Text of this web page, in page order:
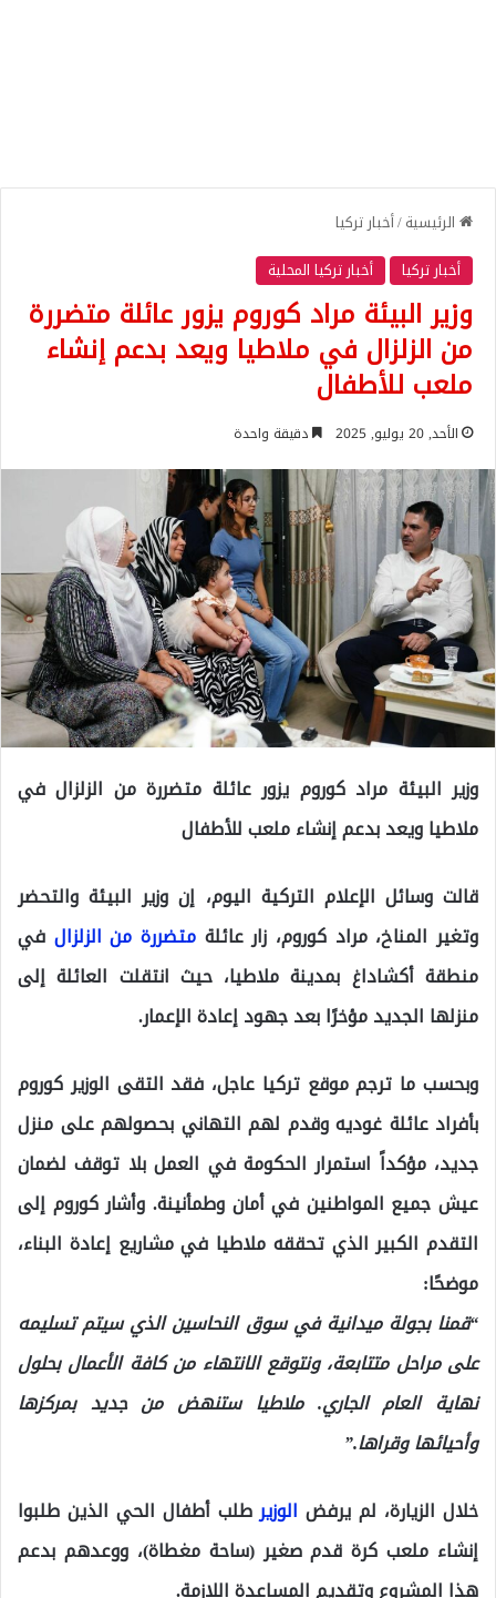
الرئيسية/أخبار تركيا
أخبار تركيا
أخبار تركيا المحلية
وزير البيئة مراد كوروم يزور عائلة متضررة
من الزلزال في ملاطيا ويعد بدعم إنشاء
ملعب للأطفال
الأحد, 20 يوليو, 2025 دقيقة واحدة
وزير البيئة مراد كوروم يزور عائلة متضررة من الزلزال في
ملاطيا ويعد بدعم إنشاء ملعب للأطفال
قالت وسائل الإعلام التركية اليوم، إن وزير البيئة والتحضر
وتغير المناخ، مراد كوروم، زار عائلة متضررة من الزلزال في
منطقة أكشاداغ بمدينة ملاطيا، حيث انتقلت العائلة إلى
منزلها الجديد مؤخرًا بعد جهود إعادة الإعمار.
وبحسب ما ترجم موقع تركيا عاجل، فقد التقى الوزير كوروم
بأفراد عائلة غوديه وقدم لهم التهاني بحصولهم على منزل
جديد، مؤكداً استمرار الحكومة في العمل بلا توقف لضمان
عيش جميع المواطنين في أمان وطمأنينة. وأشار كوروم إلى
التقدم الكبير الذي تحققه ملاطيا في مشاريع إعادة البناء،
موضحًا:
“قمنا بجولة ميدانية في سوق النحاسين الذي سيتم تسليمه
على مراحل متتابعة، ونتوقع الانتهاء من كافة الأعمال بحلول
نهاية العام الجاري. ملاطيا ستنهض من جديد بمركزها
وأحيائها وقراها.”
خلال الزيارة، لم يرفض الوزيرطلب أطفال الحي الذين طلبوا
إنشاء ملعب كرة قدم صغير (ساحة مغطاة)، ووعدهم بدعم
هذا المشروع وتقديم المساعدة اللازمة.